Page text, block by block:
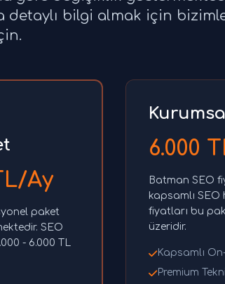
detaylı bilgi almak için
Ay
paket
SEO
- 6.000 TL
6.000
Batman SEO
kapsamlı SEO
fiyatları bu
üzeridir.
Kapsamlı
Premium